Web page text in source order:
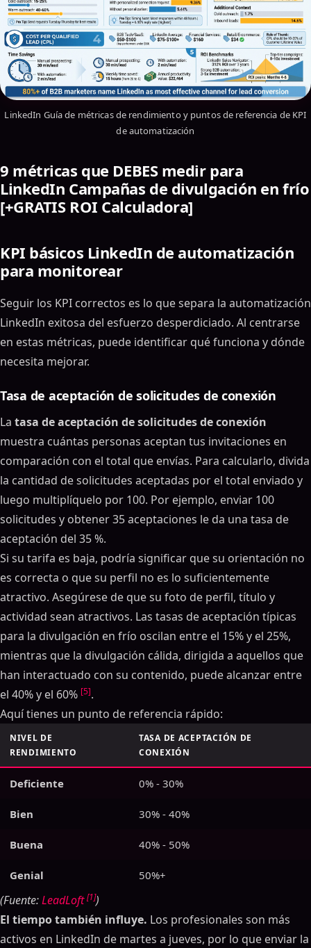
LinkedIn Guía de métricas de rendimiento y puntos de referencia de KPI
de automatización
9 métricas que DEBES medir para
LinkedIn Campañas de divulgación en frío
[+GRATIS ROI Calculadora]
KPI básicos LinkedIn de automatización
para monitorear
Seguir los KPI correctos es lo que separa la automatización
LinkedIn exitosa del esfuerzo desperdiciado. Al centrarse
en estas métricas, puede identificar qué funciona y dónde
necesita mejorar.
Tasa de aceptación de solicitudes de conexión
La tasa de aceptación de solicitudes de conexión
muestra cuántas personas aceptan tus invitaciones en
comparación con el total que envías. Para calcularlo, divida
la cantidad de solicitudes aceptadas por el total enviado y
luego multiplíquelo por 100. Por ejemplo, enviar 100
solicitudes y obtener 35 aceptaciones le da una tasa de
aceptación del 35 %.
Si su tarifa es baja, podría significar que su orientación no
es correcta o que su perfil no es lo suficientemente
atractivo. Asegúrese de que su foto de perfil, título y
actividad sean atractivos. Las tasas de aceptación típicas
para la divulgación en frío oscilan entre el 15% y el 25%,
mientras que la divulgación cálida, dirigida a aquellos que
han interactuado con su contenido, puede alcanzar entre
el 40% y el 60% [5].
Aquí tienes un punto de referencia rápido:
NIVEL DE
RENDIMIENTO
TASA DE ACEPTACIÓN DE
CONEXIÓN
Deficiente 0% - 30%
Bien 30% - 40%
Buena 40% - 50%
Genial 50%+
(Fuente:LeadLoft [1])
El tiempo también influye. Los profesionales son más
activos en LinkedIn de martes a jueves, por lo que enviar la